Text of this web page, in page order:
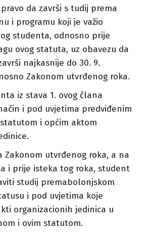
da završi s tudij prema
i programu koji je važio
studenta, odnosno prije
ovog statuta, uz obavezu da
najkasnije do 30. 9.
Zakonom utvrđenog roka.
iz stava 1. ovog člana
i pod uvjetima predviđenim
i općim aktom
Zakonom utvrđenog roka, a na
i prije isteka tog roka, student
studij premabolonjskom
i pod uvjetima koje
organizacionih jedinica u
i ovim statutom.